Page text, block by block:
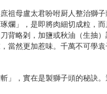
祖母盧太君吩咐厨人整治獅
爛」，是即將肉細切成粒，
背略刴，加鹽或秋油（生抽
當然更加惹味。千萬不可學
」，實在是製獅子頭的秘訣